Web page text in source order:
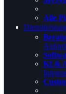
Alle
KI &